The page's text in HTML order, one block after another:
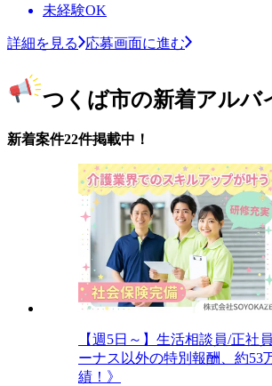
未経験OK
詳細を見る 応募画面に進む
つくば市の新着アルバ
新着案件22件掲載中！
【週5日～】生活相談員/正社
ーナス以外の特別報酬、約53
績！》